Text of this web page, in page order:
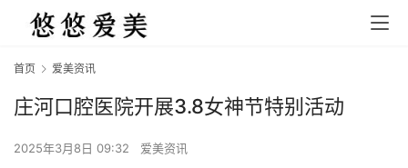
首页 爱美资讯
庄河口腔医院开展3.8女神节特别活动
2025年3月8日 09:32 爱美资讯